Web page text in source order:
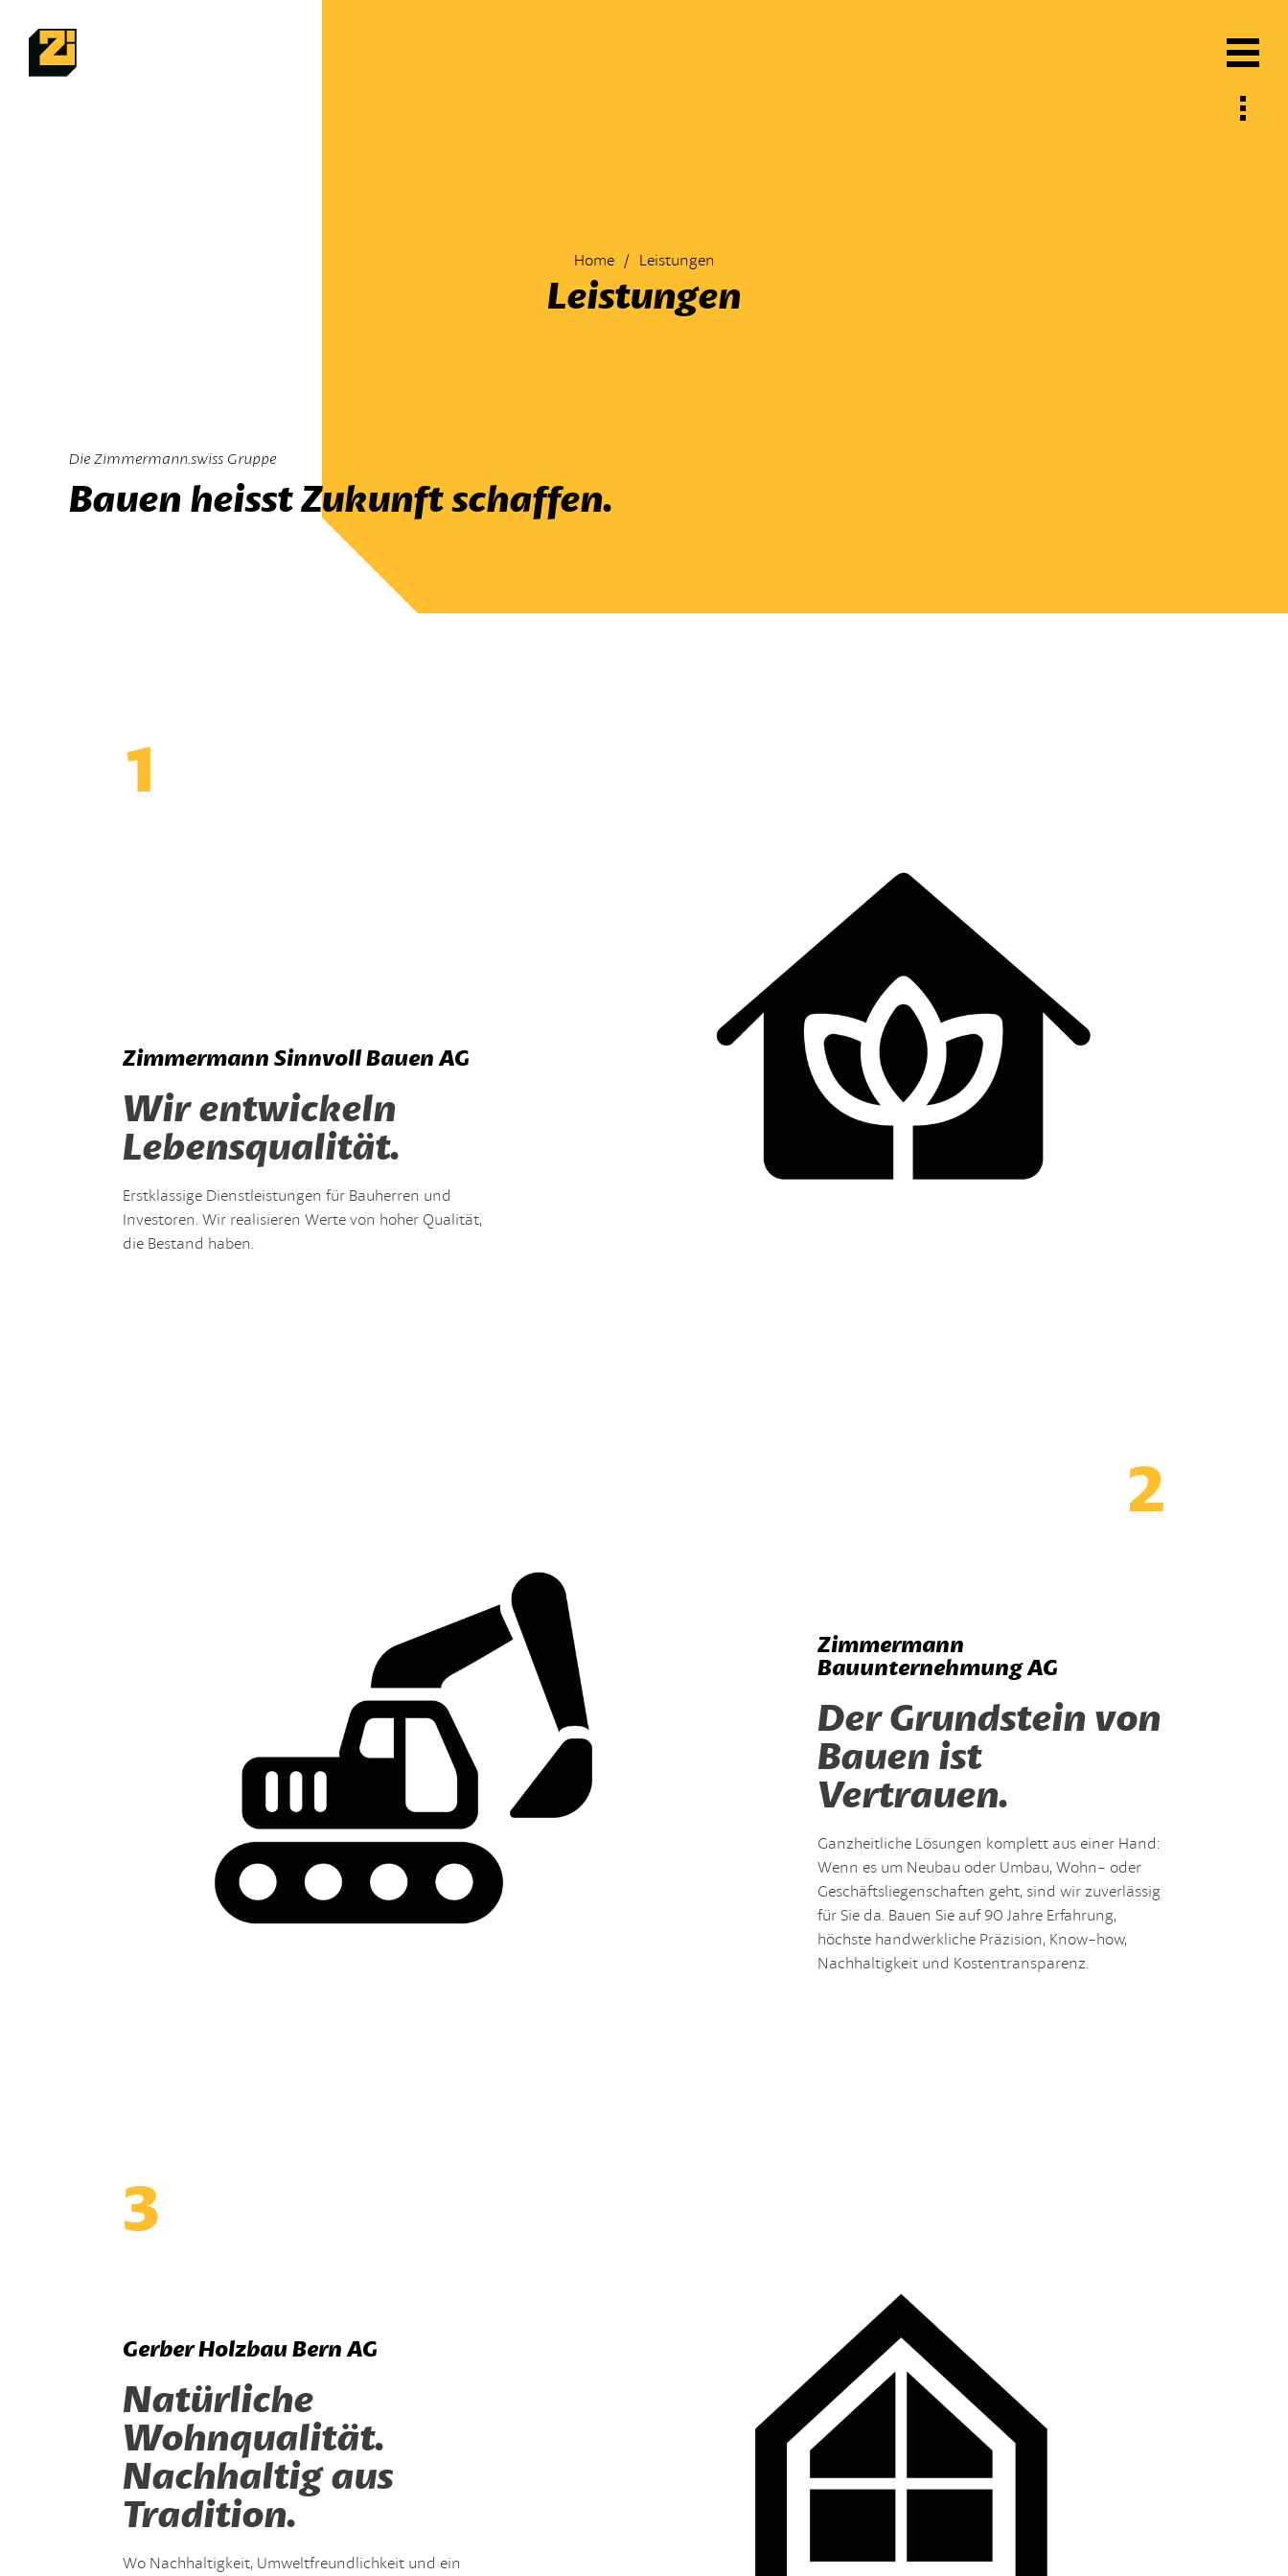
Home Leistungen
Leistungen
Die Zimmermann.swiss Gruppe
Bauen heisst Zukunft schaffen.
1
Zimmermann Sinnvoll Bauen AG
Wir entwickeln
Lebensqualität.
Erstklassige Dienstleistungen für Bauherren und
Investoren. Wir realisieren Werte von hoher Qualität,
die Bestand haben.
2
Zimmermann
Bauunternehmung AG
Der Grundstein von
Bauen ist
Vertrauen.
Ganzheitliche Lösungen komplett aus einer Hand:
Wenn es um Neubau oder Umbau, Wohn- oder
Geschäftsliegenschaften geht, sind wir zuverlässig
für Sie da. Bauen Sie auf 90 Jahre Erfahrung,
höchste handwerkliche Präzision, Know-how,
Nachhaltigkeit und Kostentransparenz.
3
Gerber Holzbau Bern AG
Natürliche
Wohnqualität.
Nachhaltig aus
Tradition.
Wo Nachhaltigkeit, Umweltfreundlichkeit und ein